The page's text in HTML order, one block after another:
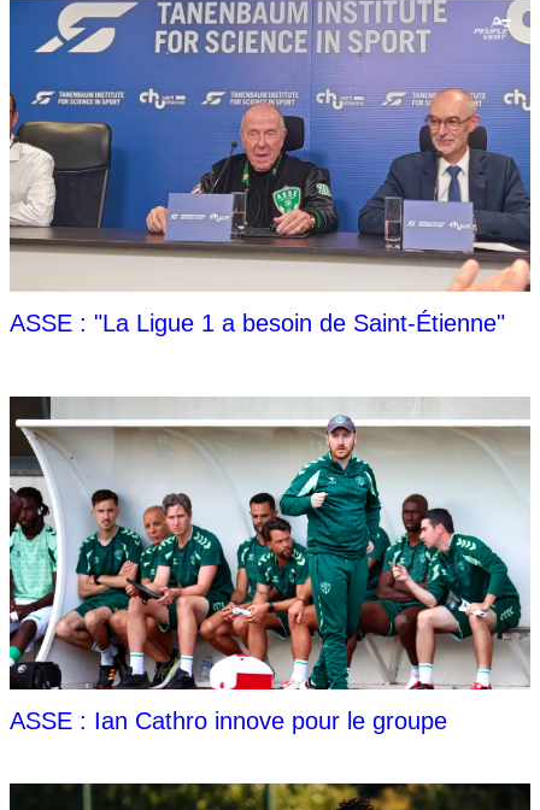
ASSE : "La Ligue 1 a besoin de Saint-Étienne"
ASSE : Ian Cathro innove pour le groupe